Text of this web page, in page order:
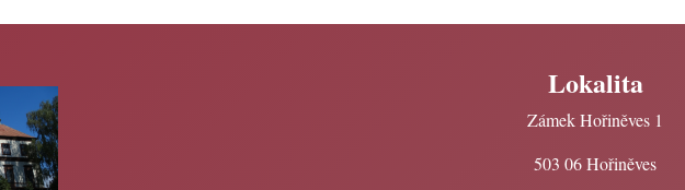
Lokalita
Zámek Hořiněves 1
503 06 Hořiněves